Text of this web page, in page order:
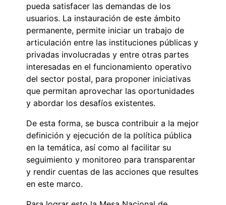
pueda satisfacer las demandas de los
usuarios. La instauración de este ámbito
permanente, permite iniciar un trabajo de
articulación entre las instituciones públicas y
privadas involucradas y entre otras partes
interesadas en el funcionamiento operativo
del sector postal, para proponer iniciativas
que permitan aprovechar las oportunidades
y abordar los desafíos existentes.
De esta forma, se busca contribuir a la mejor
definición y ejecución de la política pública
en la temática, así como al facilitar su
seguimiento y monitoreo para transparentar
y rendir cuentas de las acciones que resultes
en este marco.